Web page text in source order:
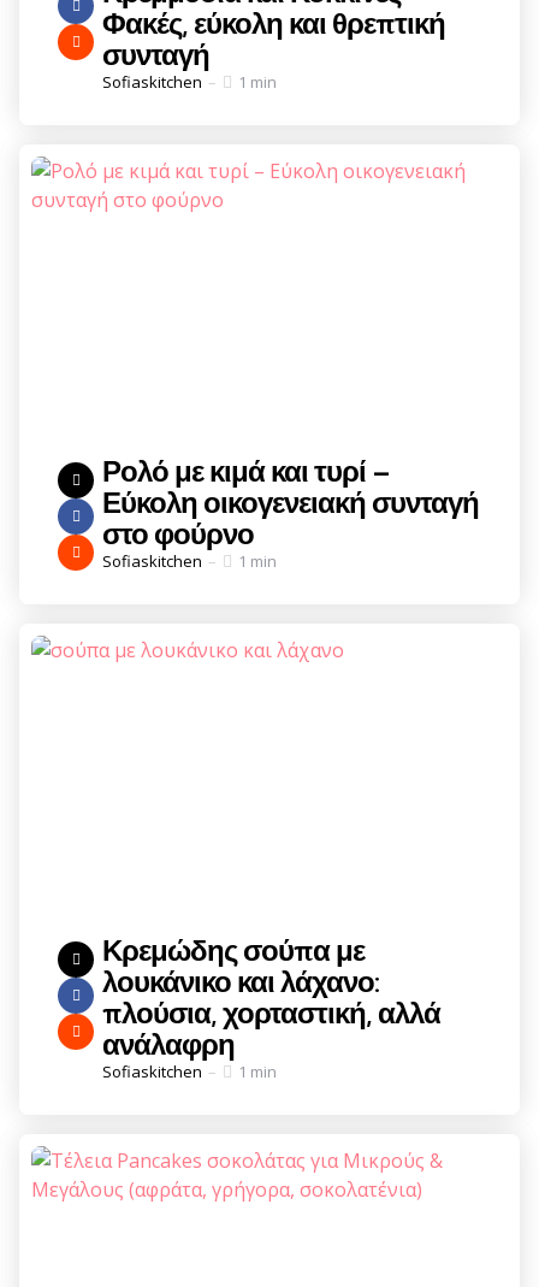
Φακές, εύκολη και θρεπτική
συνταγή
Posted
Sofiaskitchen 1 min
Ρολό με κιμά και τυρί –
Εύκολη οικογενειακή συνταγή
στο φούρνο
Posted
Sofiaskitchen 1 min
Κρεμώδης σούπα με
λουκάνικο και λάχανο:
πλούσια, χορταστική, αλλά
ανάλαφρη
Posted
Sofiaskitchen 1 min